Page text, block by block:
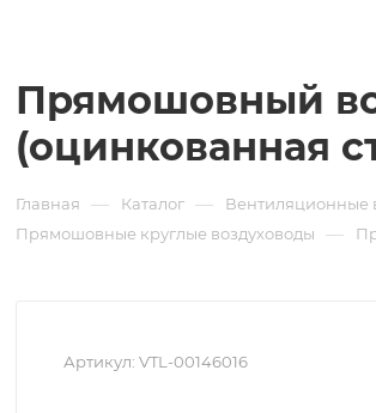
Прямошовный
(оцинкованная
Главная — Каталог — Вентиляционные
Прямошовные круглые воздуховоды
—
Артикул: VTL-00146016